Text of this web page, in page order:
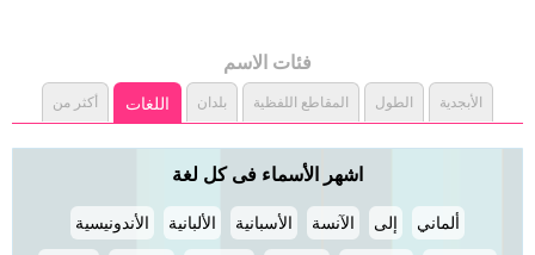
فئات الاسم
الأبجدية الطول المقاطع اللفظية بلدان اللغات أكثر من
اشهر الأسماء فى كل لغة
ألماني إلى الآنسة الأسبانية الألبانية الأندونيسية